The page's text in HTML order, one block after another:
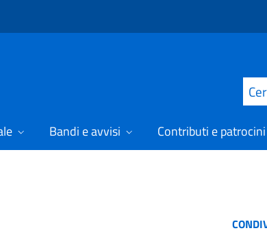
Cerca
Bandi e avvisi Contributi e patrocini